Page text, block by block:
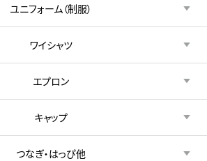
ユニフォーム（制服）
ワイシャツ
エプロン
キャップ
つなぎ・はっぴ他